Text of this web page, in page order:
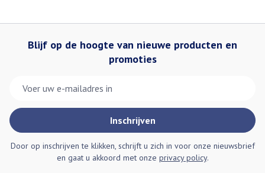
Blijf op de hoogte van nieuwe producten en
promoties
Inschrijven
Door op inschrijven te klikken, schrijft u zich in voor onze nieuwsbrief
en gaat u akkoord met onze privacy policy.